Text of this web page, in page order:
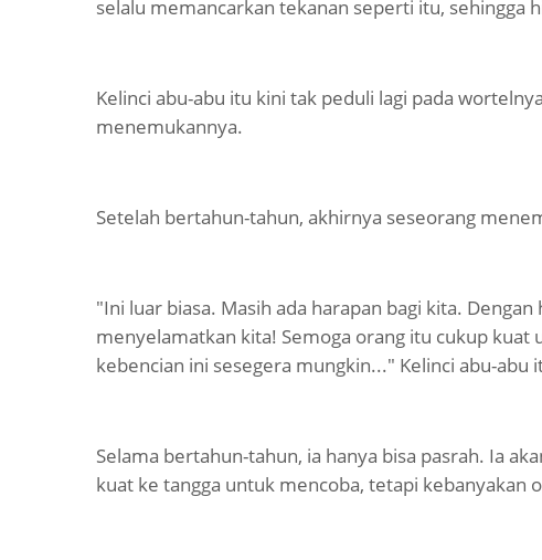
selalu memancarkan tekanan seperti itu, sehingga
Kelinci abu-abu itu kini tak peduli lagi pada
menemukannya.
Setelah bertahun-tahun, akhirnya seseorang
"Ini luar biasa. Masih ada harapan bagi kita.
menyelamatkan kita! Semoga orang itu cukup
kebencian ini sesegera mungkin..." Kelinci abu-abu
Selama bertahun-tahun, ia hanya bisa pasrah. Ia
kuat ke tangga untuk mencoba, tetapi kebanyakan